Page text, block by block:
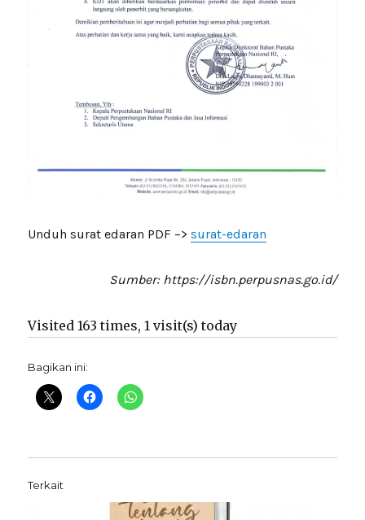
Unduh surat edaran PDF –>surat-edaran
Sumber: https://isbn.perpusnas.go.id/
Visited 163 times, 1 visit(s) today
Bagikan ini:
Terkait